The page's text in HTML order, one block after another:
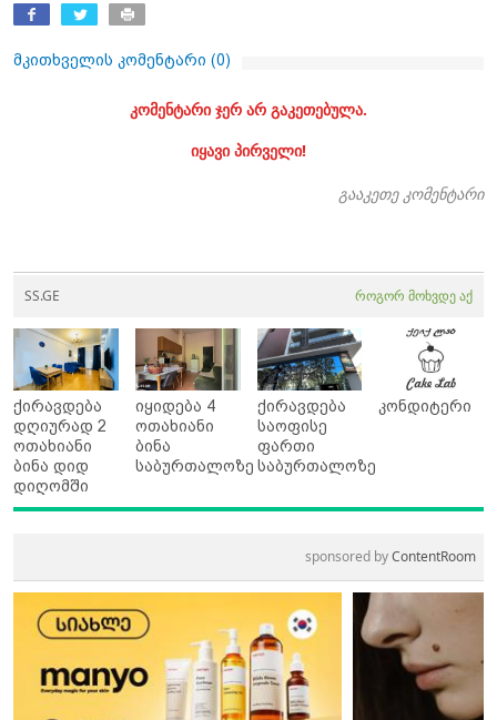
მკითხველის კომენტარი (0)
კომენტარი ჯერ არ გაკეთებულა.
იყავი პირველი!
გააკეთე კომენტარი
SS.GE როგორ მოხვდე აქ
ქირავდება
დღიურად 2
ოთახიანი
ბინა დიდ
დიღომში
იყიდება 4
ოთახიანი
ბინა
საბურთალოზე
ქირავდება
საოფისე
ფართი
საბურთალოზე
კონდიტერი
sponsored byContentRoom